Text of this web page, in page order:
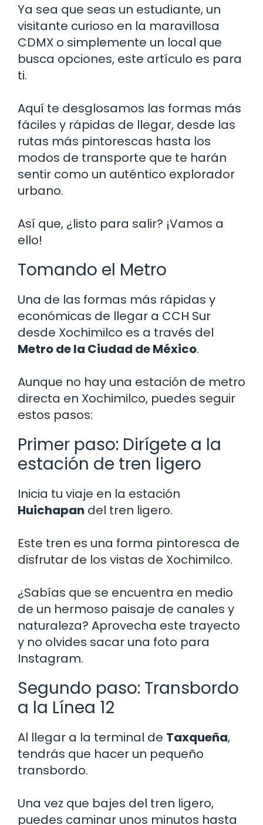
Ya sea que seas un estudiante, un
visitante curioso en la maravillosa
CDMX o simplemente un local que
busca opciones, este artículo es para
ti.
Aquí te desglosamos las formas más
fáciles y rápidas de llegar, desde las
rutas más pintorescas hasta los
modos de transporte que te harán
sentir como un auténtico explorador
urbano.
Así que, ¿listo para salir? ¡Vamos a
ello!
Tomando el Metro
Una de las formas más rápidas y
económicas de llegar a CCH Sur
desde Xochimilco es a través del
Metro de la Ciudad de México.
Aunque no hay una estación de metro
directa en Xochimilco, puedes seguir
estos pasos:
Primer paso: Dirígete a la
estación de tren ligero
Inicia tu viaje en la estación
Huichapan del tren ligero.
Este tren es una forma pintoresca de
disfrutar de los vistas de Xochimilco.
¿Sabías que se encuentra en medio
de un hermoso paisaje de canales y
naturaleza? Aprovecha este trayecto
y no olvides sacar una foto para
Instagram.
Segundo paso: Transbordo
a la Línea 12
Al llegar a la terminal de Taxqueña,
tendrás que hacer un pequeño
transbordo.
Una vez que bajes del tren ligero,
puedes caminar unos minutos hasta